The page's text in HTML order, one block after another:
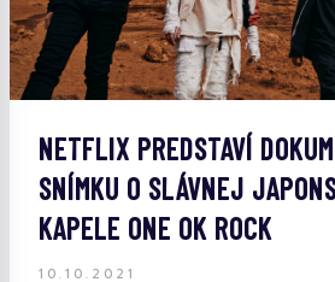
NETFLIX PREDSTAVÍ
SNÍMKU O SLÁVNEJ
KAPELE ONE OK ROCK
10.10.2021